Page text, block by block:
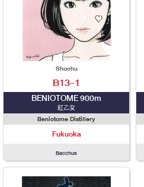
Shochu
B13-1
BENIOTOME 900m
紅乙女
Beniotome Distillery
Fukuoka
Bacchus